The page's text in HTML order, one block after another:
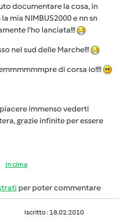
documentare la cosa, in
mia NIMBUS2000 e nn sn
l'ho lanciata!!!
nel sud delle Marche!!!
di corsa io!!!!
immenso vederti
grazie infinite per essere
In cima
per poter commentare
Iscritto : 18.02.2010